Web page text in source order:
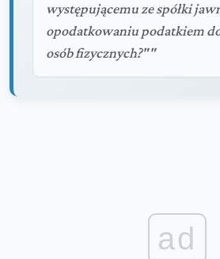
występującemu ze spółki
opodatkowaniu podatkiem
osób fizycznych?""
ad